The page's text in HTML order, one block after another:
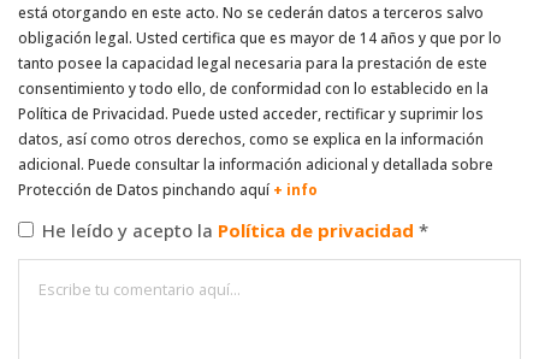
está otorgando en este acto. No se cederán datos a terceros salvo
obligación legal. Usted certifica que es mayor de 14 años y que por lo
tanto posee la capacidad legal necesaria para la prestación de este
consentimiento y todo ello, de conformidad con lo establecido en la
Política de Privacidad. Puede usted acceder, rectificar y suprimir los
datos, así como otros derechos, como se explica en la información
adicional. Puede consultar la información adicional y detallada sobre
Protección de Datos pinchando aquí + info
He leído y acepto la Política de privacidad *